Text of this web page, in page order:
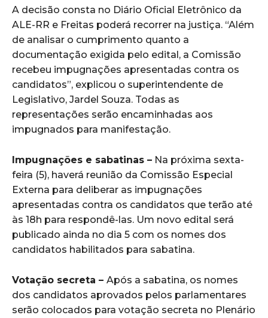
A decisão consta no Diário Oficial Eletrônico da
ALE-RR e Freitas poderá recorrer na justiça. “Além
de analisar o cumprimento quanto a
documentação exigida pelo edital, a Comissão
recebeu impugnações apresentadas contra os
candidatos”, explicou o superintendente de
Legislativo, Jardel Souza. Todas as
representações serão encaminhadas aos
impugnados para manifestação.
Impugnações e sabatinas – Na próxima sexta-
feira (5), haverá reunião da Comissão Especial
Externa para deliberar as impugnações
apresentadas contra os candidatos que terão até
às 18h para respondê-las. Um novo edital será
publicado ainda no dia 5 com os nomes dos
candidatos habilitados para sabatina.
Votação secreta – Após a sabatina, os nomes
dos candidatos aprovados pelos parlamentares
serão colocados para votação secreta no Plenário